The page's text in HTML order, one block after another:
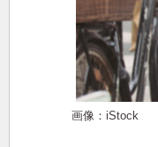
画像：iStock